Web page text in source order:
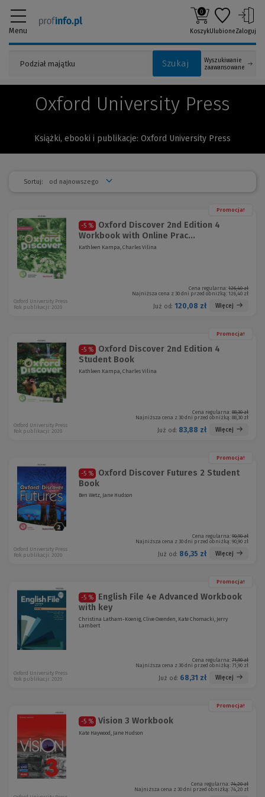
Menu
Szukaj
Wyszukiwanie
zaawansowane
0
KoszykUlubioneZaloguj
Oxford University Press
Książki, ebooki i publikacje: Oxford University Press
Sortuj:
Promocja!
-5 %
Oxford Discover 2nd Edition 4
Workbook with Online Prac...
Kathleen Kampa, Charles Vilina
Cena regularna: 126,40 zł
Najniższa cena z 30 dni przed obniżką: 126,40 zł
Już od: 120,08 zł Więcej
Oxford University Press
Rok publikacji: 2020
Promocja!
-5 %
Oxford Discover 2nd Edition 4
Student Book
Kathleen Kampa, Charles Vilina
Cena regularna: 88,30 zł
Najniższa cena z 30 dni przed obniżką: 88,30 zł
Już od: 83,88 zł Więcej
Oxford University Press
Rok publikacji: 2020
Promocja!
-5 %
Oxford Discover Futures 2 Student
Book
Ben Wetz, Jane Hudson
Cena regularna: 90,90 zł
Najniższa cena z 30 dni przed obniżką: 90,90 zł
Już od: 86,35 zł Więcej
Oxford University Press
Rok publikacji: 2020
Promocja!
-5 %
English File 4e Advanced Workbook
with key
Christina Latham-Koenig, Clive Oxenden, Kate Chomacki, Jerry
Lambert
Cena regularna: 71,90 zł
Najniższa cena z 30 dni przed obniżką: 71,90 zł
Już od: 68,31 zł Więcej
Oxford University Press
Rok publikacji: 2020
Promocja!
-5 % Vision 3 Workbook
Kate Haywood, Jane Hudson
Cena regularna: 74,20 zł
Najniższa cena z 30 dni przed obniżką: 74,20 zł